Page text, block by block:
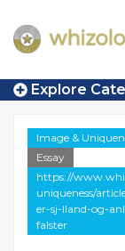
Explore
Image &
Essay
https://
uniqueness/
er-sj-lland-og-
falster